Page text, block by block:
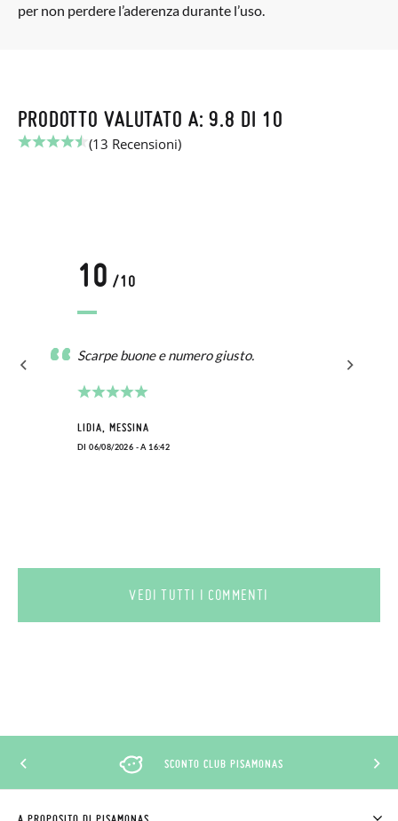
per non perdere l’aderenza durante l’uso.
PRODOTTO VALUTATO A: 9.8 DI 10
(13 Recensioni)
10 /10
Scarpe buone e numero giusto.
LIDIA, MESSINA
DI 06/08/2026 - A 16:42
VEDI TUTTI I COMMENTI
SCONTO CLUB PISAMONAS